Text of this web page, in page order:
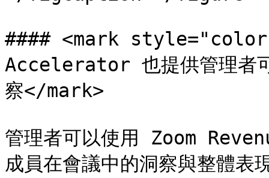
#### <mark style="color:
Accelerator 也提供管理者可
察</mark>
管理者可以使用 Zoom
成員在會議中的洞察與整體表